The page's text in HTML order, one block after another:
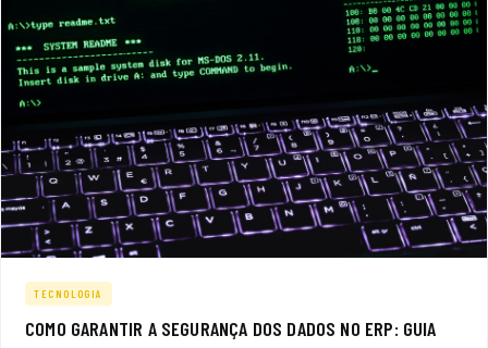
TECNOLOGIA
COMO GARANTIR A SEGURANÇA DOS DADOS NO ERP: GUIA